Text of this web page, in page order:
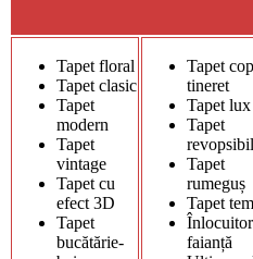
Tapet floral
Tapet clasic
Tapet
modern
Tapet
vintage
Tapet cu
efect 3D
Tapet
bucătărie-
Tapet
Tapet lux
Tapet
revopsibil
Tapet
rumeguș
Tapet
faianță